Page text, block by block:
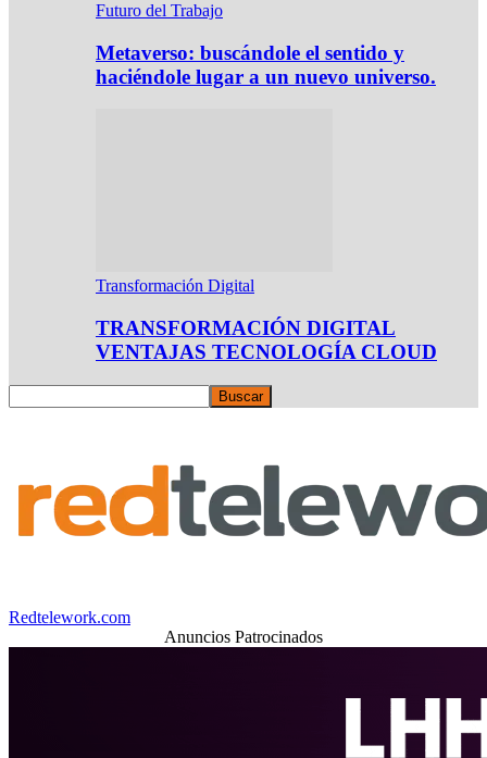
Futuro del Trabajo
Metaverso: buscándole el sentido y
haciéndole lugar a un nuevo universo.
Transformación Digital
TRANSFORMACIÓN DIGITAL
VENTAJAS TECNOLOGÍA CLOUD
Redtelework.com
Anuncios Patrocinados